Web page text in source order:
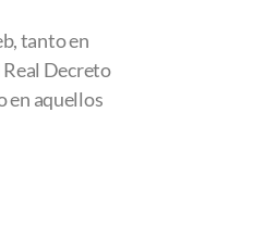
tanto en
Decreto
en aquellos